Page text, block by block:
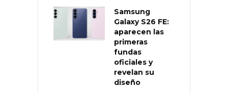
Samsung
Galaxy S26 FE:
aparecen las
primeras
fundas
oficiales y
revelan su
diseño